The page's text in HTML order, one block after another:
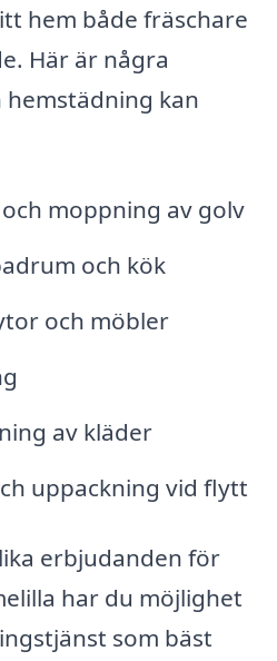
hem både fräschare
Här är några
hemstädning kan
moppning av golv
och kök
och möbler
av kläder
uppackning vid flytt
erbjudanden för
har du möjlighet
som bäst